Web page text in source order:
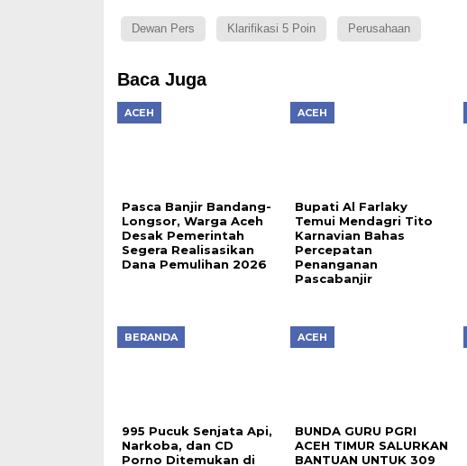
Dewan Pers Klarifikasi 5 Poin Perusahaan
Baca Juga
ACEH
Pasca Banjir Bandang-
Longsor, Warga Aceh
Desak Pemerintah
Segera Realisasikan
Dana Pemulihan 2026
ACEH
Bupati Al Farlaky
Temui Mendagri Tito
Karnavian Bahas
Percepatan
Penanganan
Pascabanjir
BERANDA
995 Pucuk Senjata Api,
Narkoba, dan CD
Porno Ditemukan di
ACEH
BUNDA GURU PGRI
ACEH TIMUR SALURKAN
BANTUAN UNTUK 309